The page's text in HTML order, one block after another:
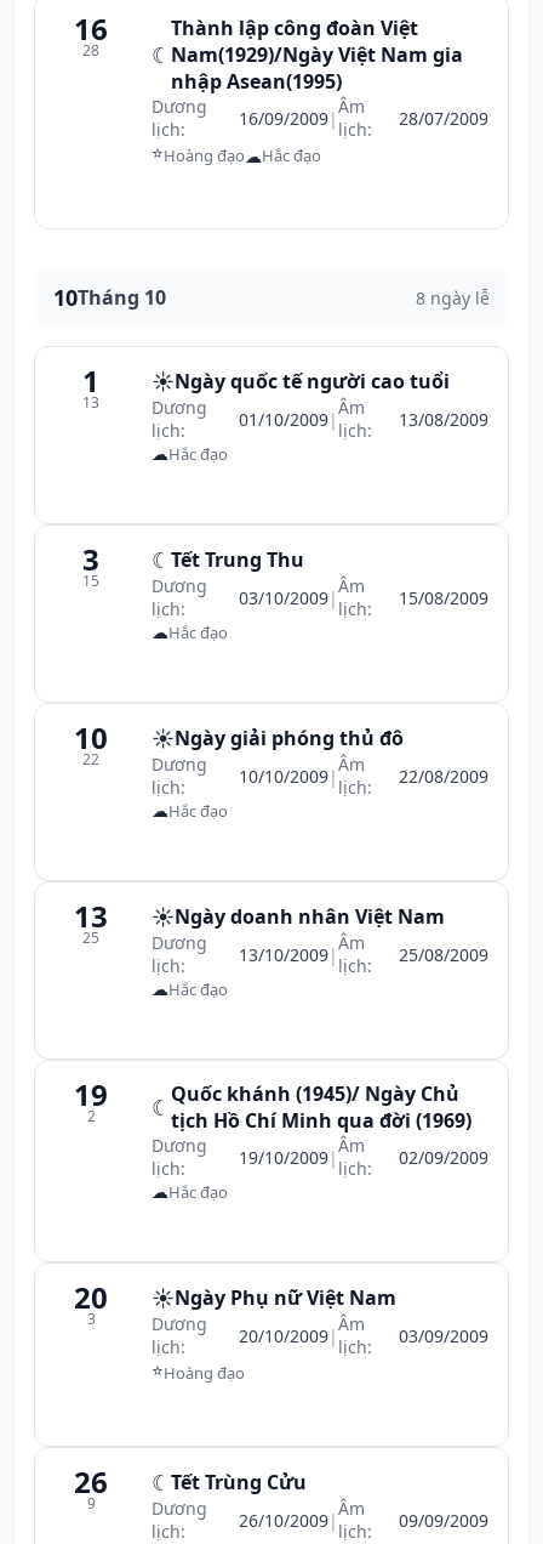
16
28 ☾
Thành lập công đoàn Việt
Nam(1929)/Ngày Việt Nam gia
nhập Asean(1995)
Dương
lịch:
16/09/2009|Âm
lịch:
28/07/2009
⭐Hoàng đạo☁Hắc đạo
10Tháng 10 8 ngày lễ
1
13
☀️Ngày quốc tế người cao tuổi
Dương
lịch:
01/10/2009|Âm
lịch:
13/08/2009
☁Hắc đạo
3
15
☾ Tết Trung Thu
Dương
lịch:
03/10/2009|Âm
lịch:
15/08/2009
☁Hắc đạo
10
22
☀️Ngày giải phóng thủ đô
Dương
lịch:
10/10/2009|Âm
lịch:
22/08/2009
☁Hắc đạo
13
25
☀️Ngày doanh nhân Việt Nam
Dương
lịch:
13/10/2009|Âm
lịch:
25/08/2009
☁Hắc đạo
19
2 ☾ Quốc khánh (1945)/ Ngày Chủ
tịch Hồ Chí Minh qua đời (1969)
Dương
lịch:
19/10/2009|Âm
lịch:
02/09/2009
☁Hắc đạo
20
3
☀️Ngày Phụ nữ Việt Nam
Dương
lịch:
20/10/2009|Âm
lịch:
03/09/2009
⭐Hoàng đạo
26
9
☾ Tết Trùng Cửu
Dương
lịch:
26/10/2009|Âm
lịch:
09/09/2009